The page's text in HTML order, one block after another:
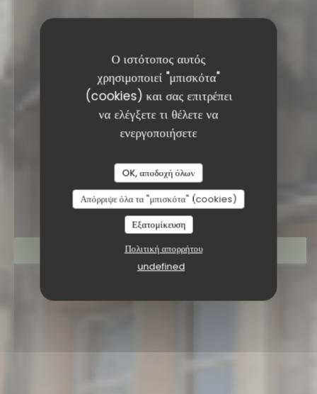
Ο ιστότοπος αυτός
χρησιμοποιεί "μπισκότα"
(cookies) και σας επιτρέπει
να ελέγξετε τι θέλετε να
ενεργοποιήσετε
OK, αποδοχή όλων
Απόρριψε όλα τα "μπισκότα" (cookies)
Εξατομίκευση
Πολιτική απορρήτου
undefined
RESTAURANT SAISONS
ΚΆΝΤΕ ΚΡΆΤΗΣΗ ΤΡΑΠΕΖΙΟΎ